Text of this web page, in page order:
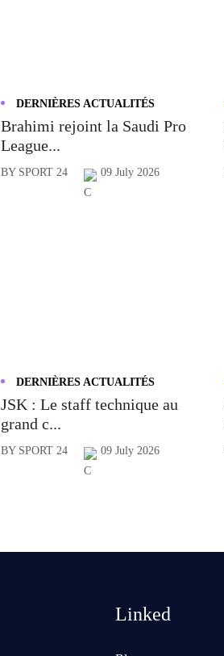
DERNIÈRES ACTUALITÉS
Brahimi rejoint la Saudi Pro
League...
BY SPORT 24 09 July 2026
DERNIÈRES ACTUALITÉS
JSK : Le staff technique au
grand c...
BY SPORT 24 09 July 2026
Linked